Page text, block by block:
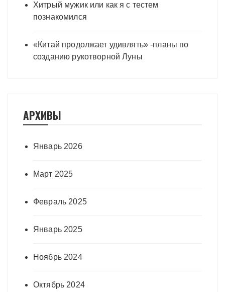
Хитрый мужик или как я с тестем
познакомился
«Китай продолжает удивлять» -планы по
созданию рукотворной Луны
АРХИВЫ
Январь 2026
Март 2025
Февраль 2025
Январь 2025
Ноябрь 2024
Октябрь 2024